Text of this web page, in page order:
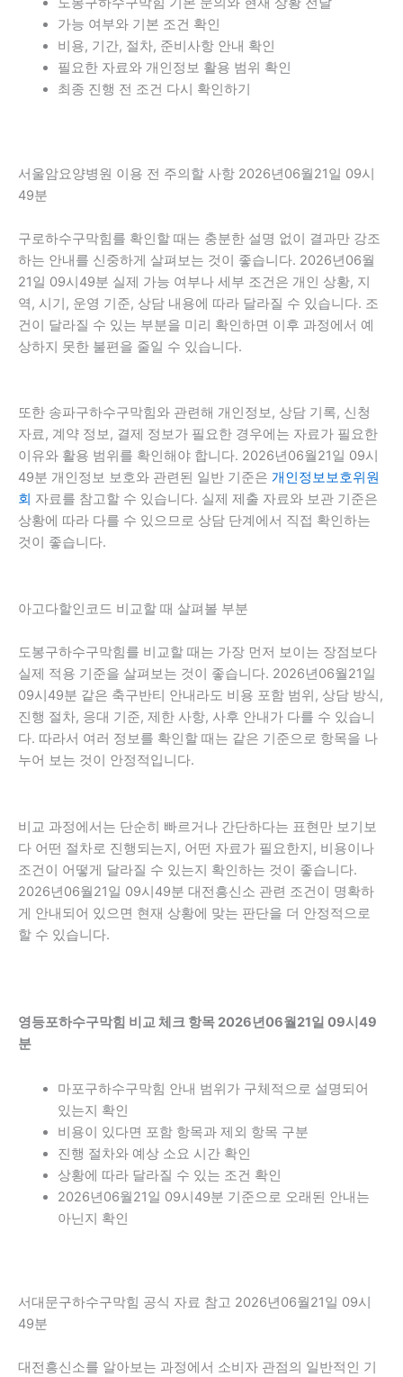
가능 여부와 기본 조건 확인
비용, 기간, 절차, 준비사항 안내 확인
필요한 자료와 개인정보 활용 범위 확인
최종 진행 전 조건 다시 확인하기
서울암요양병원 이용 전 주의할 사항 2026년06월21일 09시
49분
구로하수구막힘를 확인할 때는 충분한 설명 없이 결과만 강조
하는 안내를 신중하게 살펴보는 것이 좋습니다. 2026년06월
21일 09시49분 실제 가능 여부나 세부 조건은 개인 상황, 지
역, 시기, 운영 기준, 상담 내용에 따라 달라질 수 있습니다. 조
건이 달라질 수 있는 부분을 미리 확인하면 이후 과정에서 예
상하지 못한 불편을 줄일 수 있습니다.
또한 송파구하수구막힘와 관련해 개인정보, 상담 기록, 신청
자료, 계약 정보, 결제 정보가 필요한 경우에는 자료가 필요한
이유와 활용 범위를 확인해야 합니다. 2026년06월21일 09시
49분 개인정보 보호와 관련된 일반 기준은 개인정보보호위원
회 자료를 참고할 수 있습니다. 실제 제출 자료와 보관 기준은
상황에 따라 다를 수 있으므로 상담 단계에서 직접 확인하는
것이 좋습니다.
아고다할인코드 비교할 때 살펴볼 부분
도봉구하수구막힘를 비교할 때는 가장 먼저 보이는 장점보다
실제 적용 기준을 살펴보는 것이 좋습니다. 2026년06월21일
09시49분 같은 축구반티 안내라도 비용 포함 범위, 상담 방식,
진행 절차, 응대 기준, 제한 사항, 사후 안내가 다를 수 있습니
다. 따라서 여러 정보를 확인할 때는 같은 기준으로 항목을 나
누어 보는 것이 안정적입니다.
비교 과정에서는 단순히 빠르거나 간단하다는 표현만 보기보
다 어떤 절차로 진행되는지, 어떤 자료가 필요한지, 비용이나
조건이 어떻게 달라질 수 있는지 확인하는 것이 좋습니다.
2026년06월21일 09시49분 대전흥신소 관련 조건이 명확하
게 안내되어 있으면 현재 상황에 맞는 판단을 더 안정적으로
할 수 있습니다.
영등포하수구막힘 비교 체크 항목 2026년06월21일 09시49
분
마포구하수구막힘 안내 범위가 구체적으로 설명되어
있는지 확인
비용이 있다면 포함 항목과 제외 항목 구분
진행 절차와 예상 소요 시간 확인
상황에 따라 달라질 수 있는 조건 확인
2026년06월21일 09시49분 기준으로 오래된 안내는
아닌지 확인
서대문구하수구막힘 공식 자료 참고 2026년06월21일 09시
49분
대전흥신소를 알아보는 과정에서 소비자 관점의 일반적인 기